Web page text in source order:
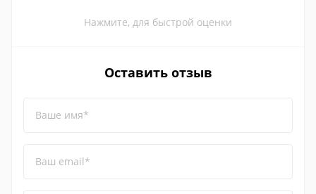
Нажмите, для быстрой оценки
Оставить отзыв
Ваше имя*
Ваш email*